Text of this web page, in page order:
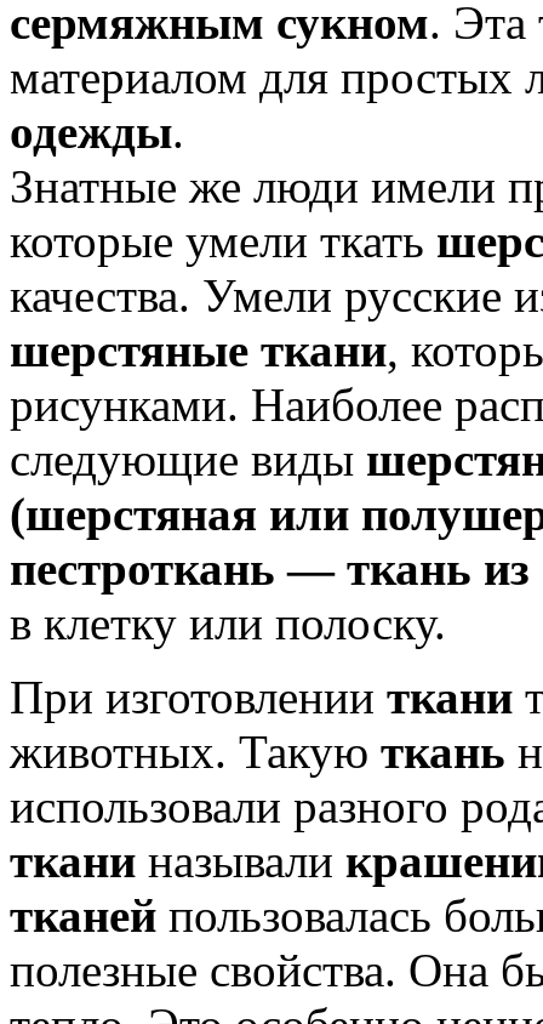
сермяжным сукном. Эта
материалом для простых
одежды.
Знатные же люди имели
которые умели ткать
качества. Умели русские
шерстяные ткани,
рисунками. Наиболее
следующие виды
(шерстяная или
пестроткань — ткань
в клетку или полоску.
При изготовлении ткани
животных. Такую ткань
использовали разного
ткани называли
тканей пользовалась
полезные свойства. Она